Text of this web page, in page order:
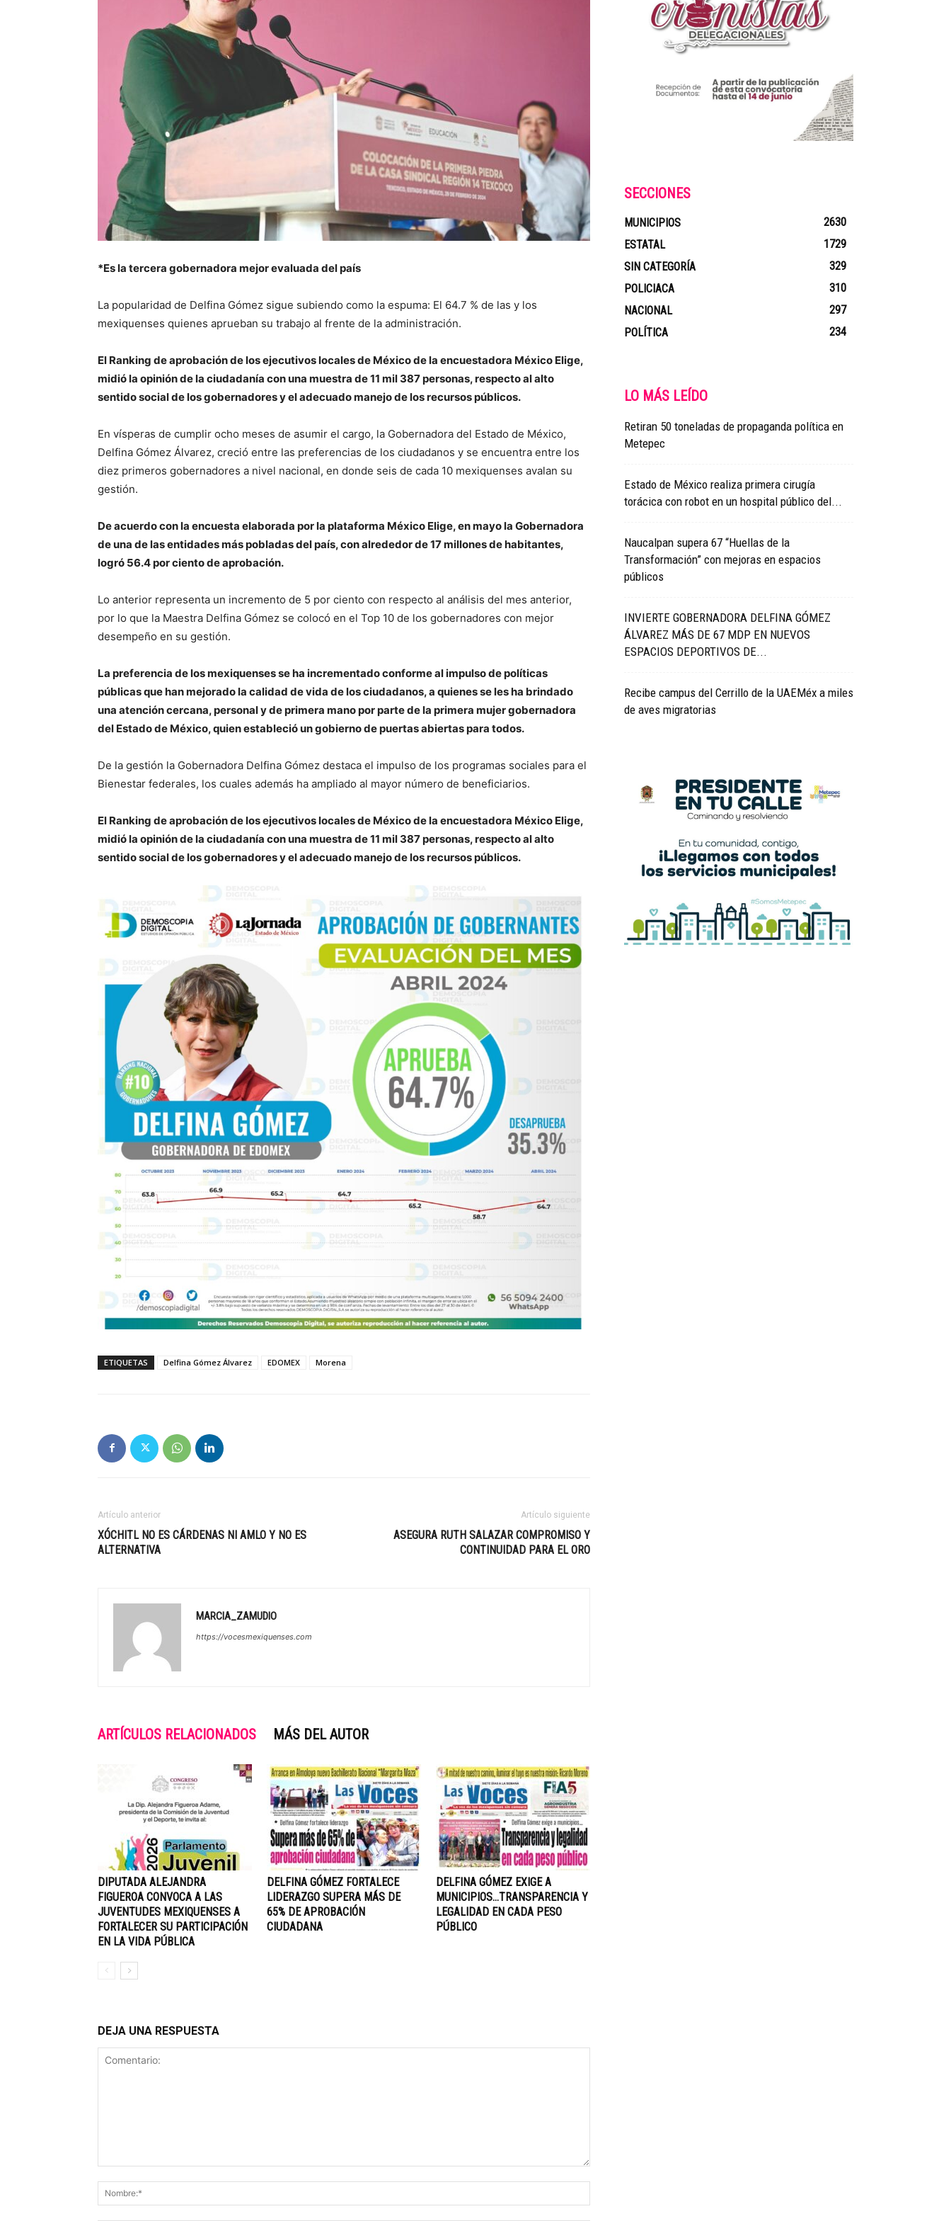
*Es la tercera gobernadora mejor evaluada del país
La popularidad de Delfina Gómez sigue subiendo como la espuma: El 64.7 % de las y los
mexiquenses quienes aprueban su trabajo al frente de la administración.
El Ranking de aprobación de los ejecutivos locales de México de la encuestadora México Elige,
midió la opinión de la ciudadanía con una muestra de 11 mil 387 personas, respecto al alto
sentido social de los gobernadores y el adecuado manejo de los recursos públicos.
En vísperas de cumplir ocho meses de asumir el cargo, la Gobernadora del Estado de México,
Delfina Gómez Álvarez, creció entre las preferencias de los ciudadanos y se encuentra entre los
diez primeros gobernadores a nivel nacional, en donde seis de cada 10 mexiquenses avalan su
gestión.
De acuerdo con la encuesta elaborada por la plataforma México Elige, en mayo la Gobernadora
de una de las entidades más pobladas del país, con alrededor de 17 millones de habitantes,
logró 56.4 por ciento de aprobación.
Lo anterior representa un incremento de 5 por ciento con respecto al análisis del mes anterior,
por lo que la Maestra Delfina Gómez se colocó en el Top 10 de los gobernadores con mejor
desempeño en su gestión.
La preferencia de los mexiquenses se ha incrementado conforme al impulso de políticas
públicas que han mejorado la calidad de vida de los ciudadanos, a quienes se les ha brindado
una atención cercana, personal y de primera mano por parte de la primera mujer gobernadora
del Estado de México, quien estableció un gobierno de puertas abiertas para todos.
De la gestión la Gobernadora Delfina Gómez destaca el impulso de los programas sociales para el
Bienestar federales, los cuales además ha ampliado al mayor número de beneficiarios.
El Ranking de aprobación de los ejecutivos locales de México de la encuestadora México Elige,
midió la opinión de la ciudadanía con una muestra de 11 mil 387 personas, respecto al alto
sentido social de los gobernadores y el adecuado manejo de los recursos públicos.
ETIQUETAS Delfina Gómez Álvarez EDOMEX Morena
Artículo anterior
XÓCHITL NO ES CÁRDENAS NI AMLO Y NO ES
ALTERNATIVA
Artículo siguiente
ASEGURA RUTH SALAZAR COMPROMISO Y
CONTINUIDAD PARA EL ORO
MARCIA_ZAMUDIO
https://vocesmexiquenses.com
ARTÍCULOS RELACIONADOS MÁS DEL AUTOR
DIPUTADA ALEJANDRA
FIGUEROA CONVOCA A LAS
JUVENTUDES MEXIQUENSES A
FORTALECER SU PARTICIPACIÓN
EN LA VIDA PÚBLICA
DELFINA GÓMEZ FORTALECE
LIDERAZGO SUPERA MÁS DE
65% DE APROBACIÓN
CIUDADANA
DELFINA GÓMEZ EXIGE A
MUNICIPIOS…TRANSPARENCIA Y
LEGALIDAD EN CADA PESO
PÚBLICO
DEJA UNA RESPUESTA
SECCIONES
MUNICIPIOS
2630
ESTATAL
1729
SIN CATEGORÍA
329
POLICIACA
310
NACIONAL
297
POLÍTICA
234
LO MÁS LEÍDO
Retiran 50 toneladas de propaganda política en
Metepec
Estado de México realiza primera cirugía
torácica con robot en un hospital público del...
Naucalpan supera 67 “Huellas de la
Transformación” con mejoras en espacios
públicos
INVIERTE GOBERNADORA DELFINA GÓMEZ
ÁLVAREZ MÁS DE 67 MDP EN NUEVOS
ESPACIOS DEPORTIVOS DE...
Recibe campus del Cerrillo de la UAEMéx a miles
de aves migratorias